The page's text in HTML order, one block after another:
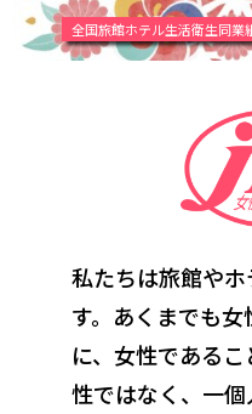
全国旅館ホテル生活衛生同業
私たちは旅館や
す。あくまでも
に、 女性である
性ではなく、一